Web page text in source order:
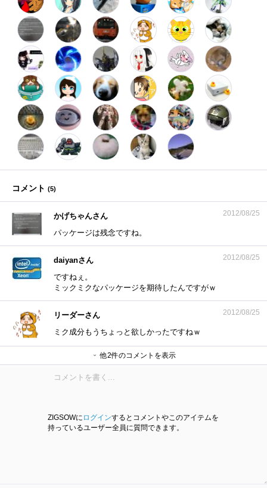
コメント (5)
かげちゃんさん 2012/08/25
パッケージは残念ですね。
daiyanさん 2012/08/25
ですねぇ。
ミックミクなパッケージを期待したんですがｗ
リーダーさん 2012/08/25
ミク成分もうちょっと欲しかったですねｗ
他2件のコメントを表示
ZIGSOWに ログインするとコメントやこのアイテムを
持っているユーザー全員に質問できます。